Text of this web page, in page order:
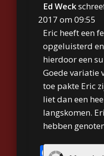
Ed Weck
2017 om09:55
Eric heeft een
opgeluisterd
hierdoor een
Goede variatie
toe pakte Eric
liet dan een
langskomen.
hebben